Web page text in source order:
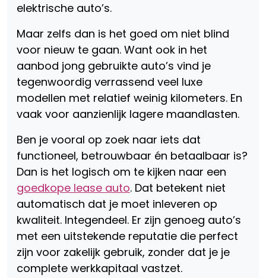
elektrische auto’s.
Maar zelfs dan is het goed om niet blind
voor nieuw te gaan. Want ook in het
aanbod jong gebruikte auto’s vind je
tegenwoordig verrassend veel luxe
modellen met relatief weinig kilometers. En
vaak voor aanzienlijk lagere maandlasten.
Ben je vooral op zoek naar iets dat
functioneel, betrouwbaar én betaalbaar is?
Dan is het logisch om te kijken naar een
goedkope lease auto. Dat betekent niet
automatisch dat je moet inleveren op
kwaliteit. Integendeel. Er zijn genoeg auto’s
met een uitstekende reputatie die perfect
zijn voor zakelijk gebruik, zonder dat je je
complete werkkapitaal vastzet.